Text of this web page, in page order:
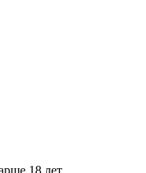
18 лет